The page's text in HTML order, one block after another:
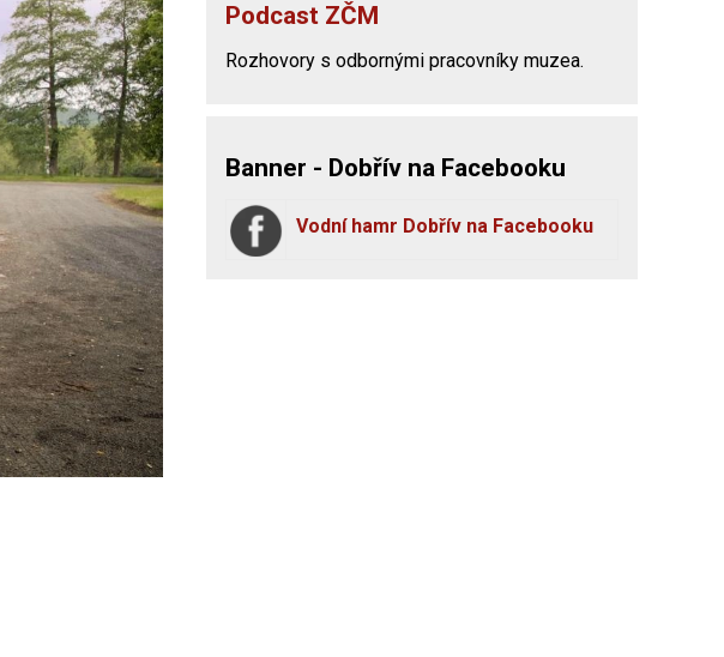
Podcast ZČM
Rozhovory s odbornými pracovníky muzea.
Banner - Dobřív na Facebooku
Vodní hamr Dobřív na Facebooku